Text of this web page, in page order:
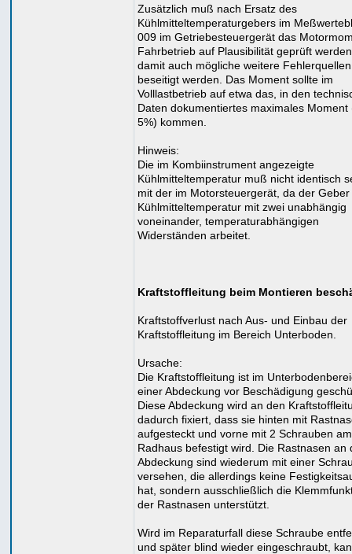
Zusätzlich muß nach Ersatz des
Kühlmitteltemperaturgebers im
009 im Getriebesteuergerät das
Fahrbetrieb auf Plausibilität geprüft
damit auch mögliche weitere Fehlerquellen
beseitigt werden. Das Moment sollte im
Volllastbetrieb auf etwa das, in den
Daten dokumentiertes maximales Moment
5%) kommen.
Hinweis:
Die im Kombiinstrument angezeigte
Kühlmitteltemperatur muß nicht identisch
mit der im Motorsteuergerät, da der Geber
Kühlmitteltemperatur mit zwei unabhängig
voneinander, temperaturabhängigen
Widerständen arbeitet.
Kraftstoffleitung beim Montieren
Kraftstoffverlust nach Aus- und Einbau der
Kraftstoffleitung im Bereich Unterboden.
Ursache:
Die Kraftstoffleitung ist im
einer Abdeckung vor Beschädigung
Diese Abdeckung wird an den
dadurch fixiert, dass sie hinten mit
aufgesteckt und vorne mit 2 Schrauben am
Radhaus befestigt wird. Die Rastnasen an
Abdeckung sind wiederum mit einer
versehen, die allerdings keine
hat, sondern ausschließlich die
der Rastnasen unterstützt.
Wird im Reparaturfall diese Schraube
und später blind wieder eingeschraubt,